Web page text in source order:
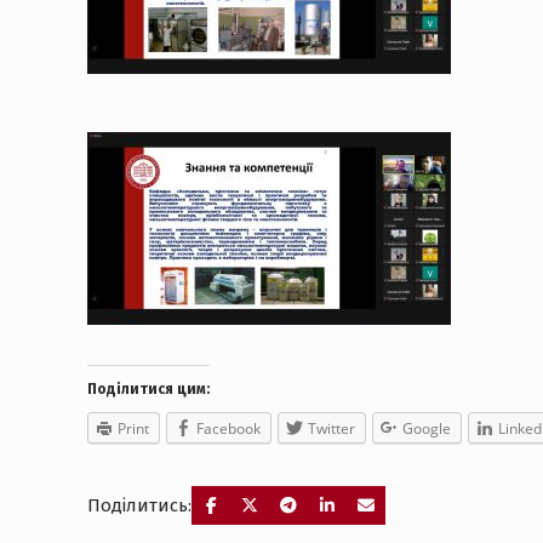
Поділитися цим:
Print Facebook Twitter Google
Поділитись: